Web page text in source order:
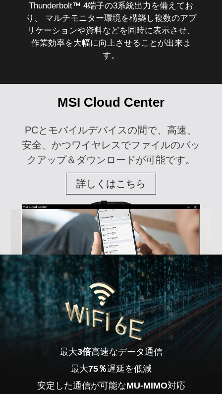
Thunderbolt™ 4端子の3系統出力を備えてお
り、 マルチモニター環境を構築し複数のアプ
リケーションや資料などを同時に表示させ、
作業効率を大幅に向上させることが出来ま
す。
MSI Cloud Center
PCとモバイルデバイスの間で、高速、
安全、かつワイヤレスでファイルのバッ
クアップ＆ダウンロードが可能です。
詳しくはこちら
最大3倍高速なデータ通信
最大75％遅延を低減
安定した通信が可能なMU-MIMO対応